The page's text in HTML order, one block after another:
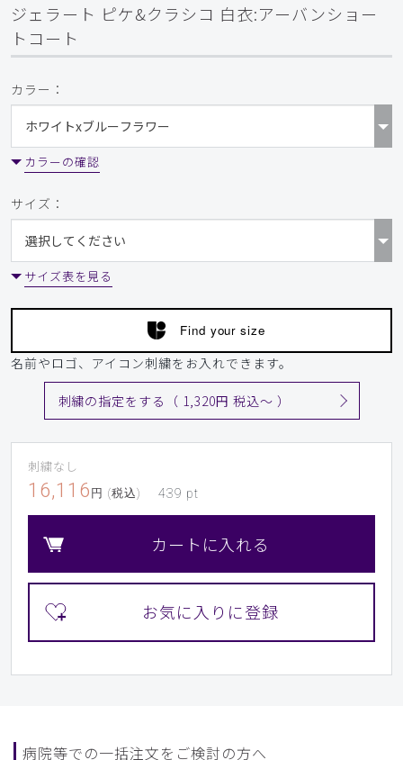
ジェラート ピケ&クラシコ 白衣:アーバンショー
トコート
カラー：
カラーの確認
サイズ：
サイズ表を見る
Find your size
名前やロゴ、アイコン刺繍をお入れできます。
刺繍の指定をする（ 1,320円 税込〜 ）
刺繍なし
16,116 円 (税込) 439 pt
カートに入れる
病院等での一括注文をご検討の方へ